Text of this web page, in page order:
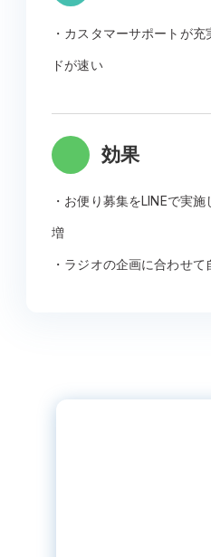
・カスタマーサポートが
ドが速い
効果
・お便り募集をLINEで実
増
・ラジオの企画に合わせ